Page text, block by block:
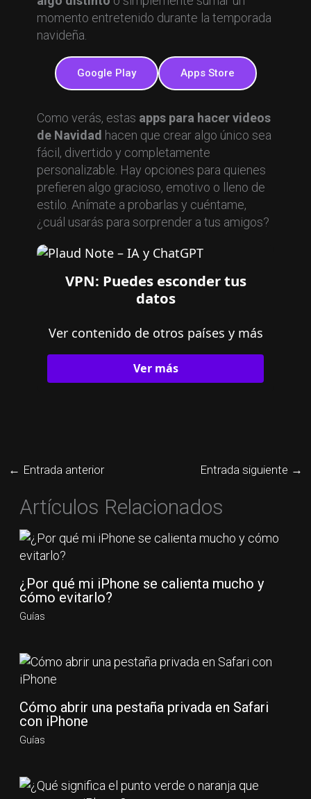
momento entretenido durante la temporada
navideña.
Google Play Apps Store
Como verás, estas apps para hacer videos
de Navidad hacen que crear algo único sea
fácil, divertido y completamente
personalizable. Hay opciones para quienes
prefieren algo gracioso, emotivo o lleno de
estilo. Anímate a probarlas y cuéntame,
¿cuál usarás para sorprender a tus amigos?
VPN: Puedes esconder tus
datos
Ver contenido de otros países y más
Ver más
← Entrada anterior Entrada siguiente →
Artículos Relacionados
¿Por qué mi iPhone se calienta mucho y
cómo evitarlo?
Guías
Cómo abrir una pestaña privada en Safari
con iPhone
Guías